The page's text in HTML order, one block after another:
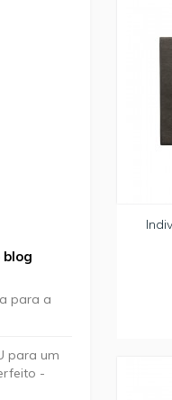
para a
para um
-